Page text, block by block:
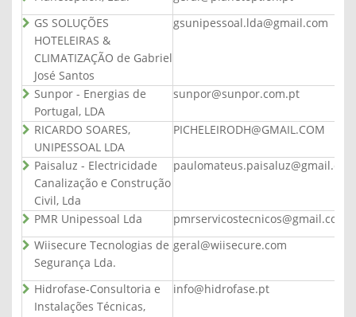
GS SOLUÇÕES
HOTELEIRAS &
CLIMATIZAÇÃO de Gabriel
José Santos
gsunipessoal.lda@gmail.com
Sunpor - Energias de
Portugal, LDA
sunpor@sunpor.com.pt
RICARDO SOARES,
UNIPESSOAL LDA
PICHELEIRODH@GMAIL.COM
Paisaluz - Electricidade
Canalização e Construção
Civil, Lda
paulomateus.paisaluz@gmail.com
PMR Unipessoal Lda
pmrservicostecnicos@gmail.com
Wiisecure Tecnologias de
Segurança Lda.
geral@wiisecure.com
Hidrofase-Consultoria e
Instalações Técnicas,
info@hidrofase.pt